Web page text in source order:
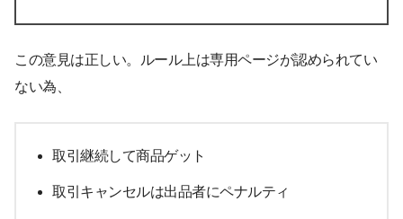
この意見は正しい。ルール上は専用ページが認められてい
ない為、
取引継続して商品ゲット
取引キャンセルは出品者にペナルティ